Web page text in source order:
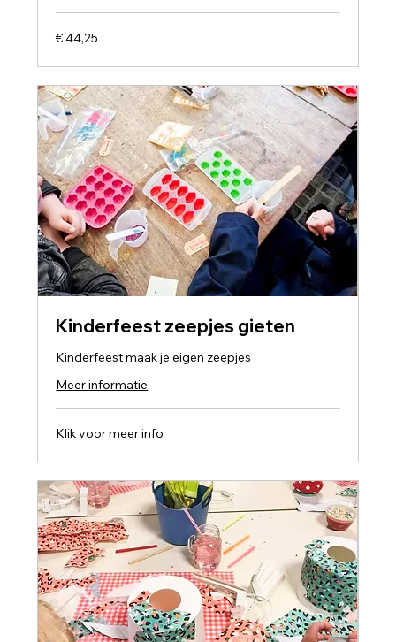
44,25
euro
€ 44,25
Kinderfeest zeepjes gieten
Kinderfeest maak je eigen zeepjes
Meer informatie
Klik
voor
Klik voor meer info